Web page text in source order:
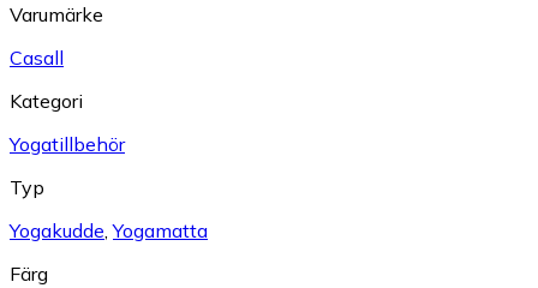
Varumärke
Casall
Kategori
Yogatillbehör
Typ
Yogakudde,Yogamatta
Färg